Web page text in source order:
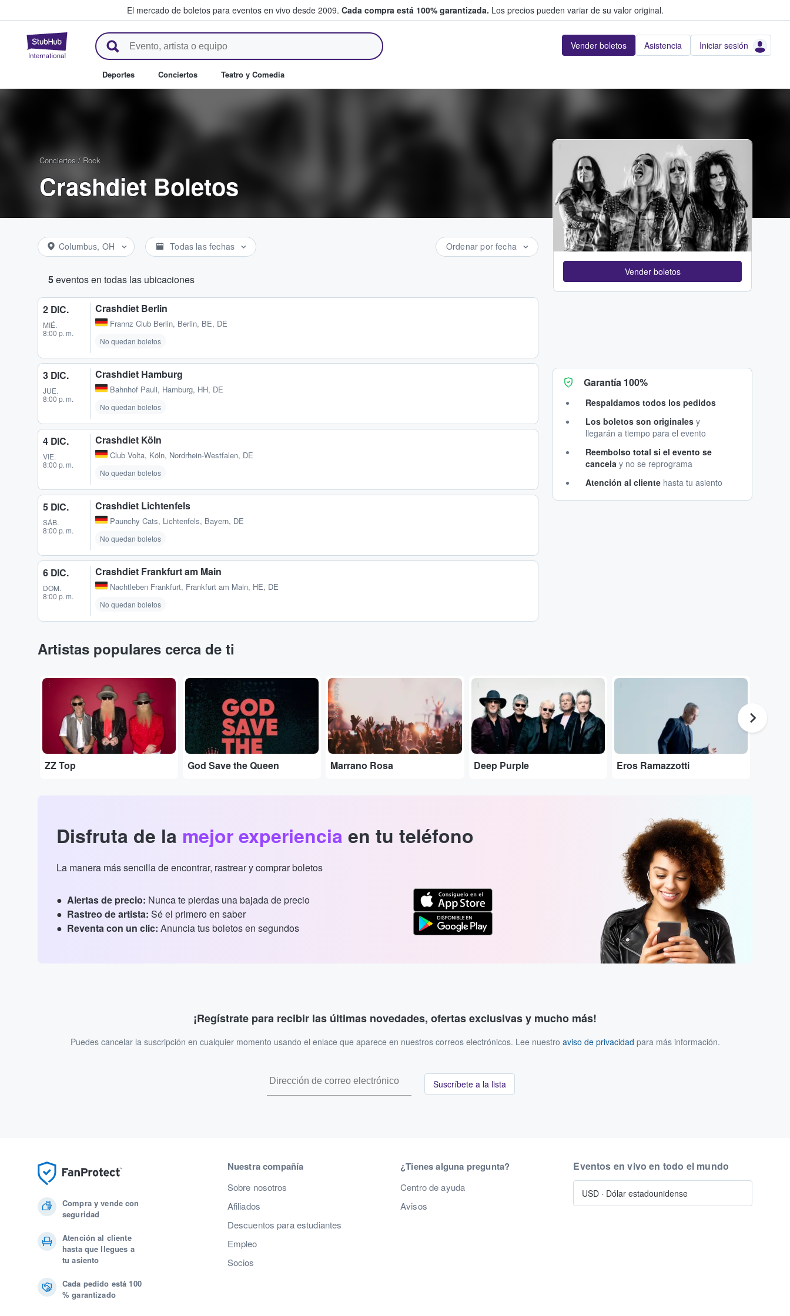
El mercado de boletos para eventos en vivo desde 2009. Cada compra está 100% garantizada. Los precios pueden variar de su valor original.
StubHub: donde los fans compran y venden boletos Vender boletos Asistencia Iniciar sesión
Deportes Conciertos Teatro y Comedia
Conciertos / Rock
Crashdiet Boletos
Columbus, OH Todas las fechas Ordenar por fecha
5eventos en todas las ubicaciones
2 DIC.
MIÉ.
8:00 p. m.
Crashdiet Berlin
Frannz Club Berlin, Berlin, BE, DE
No quedan boletos
3 DIC.
JUE.
8:00 p. m.
Crashdiet Hamburg
Bahnhof Pauli, Hamburg, HH, DE
No quedan boletos
4 DIC.
VIE.
8:00 p. m.
Crashdiet Köln
Club Volta, Köln, Nordrhein-Westfalen, DE
No quedan boletos
5 DIC.
SÁB.
8:00 p. m.
Crashdiet Lichtenfels
Paunchy Cats, Lichtenfels, Bayern, DE
No quedan boletos
6 DIC.
DOM.
8:00 p. m.
Crashdiet Frankfurt am Main
Nachtleben Frankfurt, Frankfurt am Main, HE, DE
No quedan boletos
...
Vender boletos
Garantía 100%
Respaldamos todos los pedidos
Los boletos son originales y
llegarán a tiempo para el evento
Reembolso total si el evento se
cancela y no se reprograma
Atención al cliente hasta tu asiento
Artistas populares cerca de ti
...
ZZ Top
...
God Save the Queen
Adobe Stock
Marrano Rosa Deep Purple Eros Ramazzotti
Disfruta de la mejor experiencia en tu teléfono
La manera más sencilla de encontrar, rastrear y comprar boletos
Alertas de precio: Nunca te pierdas una bajada de precio
Rastreo de artista: Sé el primero en saber
Reventa con un clic: Anuncia tus boletos en segundos
¡Regístrate para recibir las últimas novedades, ofertas exclusivas y mucho más!
Puedes cancelar la suscripción en cualquier momento usando el enlace que aparece en nuestros correos electrónicos. Lee nuestro aviso de privacidad para más información.
Suscríbete a la lista
Compra y vende con
seguridad
Atención al cliente
hasta que llegues a
tu asiento
Cada pedido está 100
% garantizado
Nuestra compañía
Sobre nosotros
Afiliados
Descuentos para estudiantes
Empleo
Socios
¿Tienes alguna pregunta?
Centro de ayuda
Avisos
Eventos en vivo en todo el mundo
USD · Dólar estadounidense